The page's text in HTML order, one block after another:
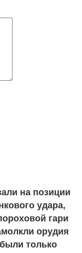
на позиции
удара,
гари
орудия
только